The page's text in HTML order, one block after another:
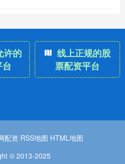
许的
线上正规的股
票配资平台
配资 RSS地图 HTML地图
© 2013-2025